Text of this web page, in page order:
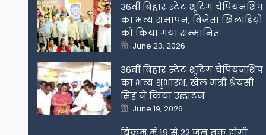
36वीं बिहार स्टेट शूटिंग चैंपियनशिप
का भव्य समापन, विजेता खिलाडिय़ों
को किया गया सम्मानित
Posted
on
June 23, 2026
36वीं बिहार स्टेट शूटिंग चैंपियनशिप
का भव्य शुभारंभ, खेल मंत्री श्रेयसी
सिंह ने किया उद्घाटन
Posted
on
June 19, 2026
बिक्रम में 19 से 22 जून तक होगी